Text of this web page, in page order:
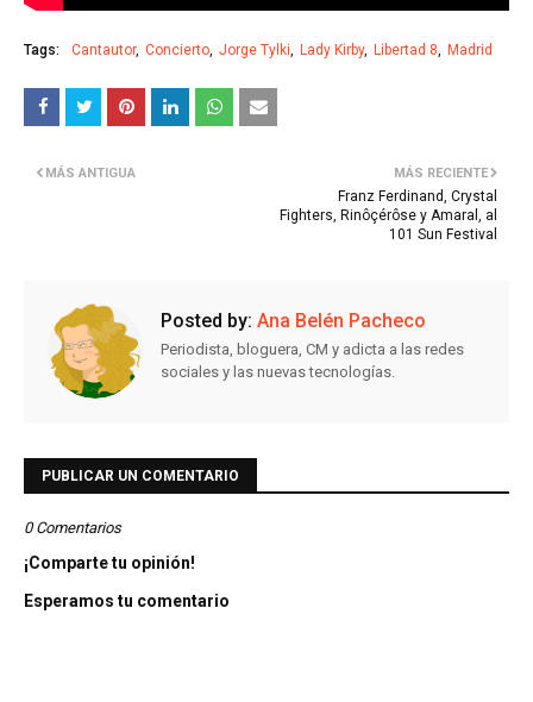
Tags: Cantautor Concierto Jorge Tylki Lady Kirby Libertad 8 Madrid
MÁS RECIENTE
Franz Ferdinand, Crystal
Fighters, Rinôçérôse y Amaral, al
101 Sun Festival
MÁS ANTIGUA
Posted by: Ana Belén Pacheco
Periodista, bloguera, CM y adicta a las redes
sociales y las nuevas tecnologías.
PUBLICAR UN COMENTARIO
0 Comentarios
¡Comparte tu opinión!
Esperamos tu comentario